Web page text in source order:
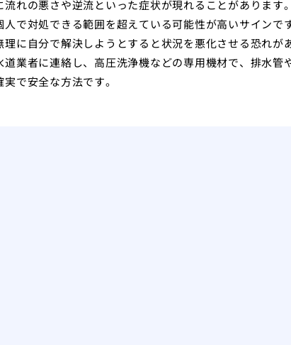
れの悪さや逆流といった症状が現れることがあります
で対処できる範囲を超えている可能性が高いサインで
に自分で解決しようとすると状況を悪化させる恐れが
業者に連絡し、高圧洗浄機などの専用機材で、排水管
で安全な方法です。